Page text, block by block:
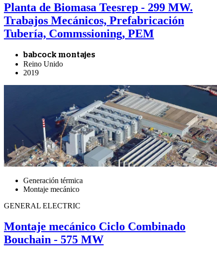
Planta de Biomasa Teesrep - 299 MW.
Trabajos Mecánicos, Prefabricación
Tubería, Commssioning, PEM
babcock montajes
Reino Unido
2019
Generación térmica
Montaje mecánico
GENERAL ELECTRIC
Montaje mecánico Ciclo Combinado
Bouchain - 575 MW